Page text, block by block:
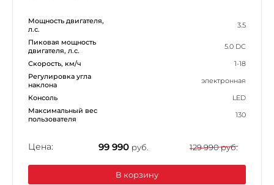
Мощность двигателя,
л.с.
3.5
Пиковая мощность
двигателя, л.с.
5.0 DC
Скорость, км/ч
1-18
Регулировка угла
наклона
электронная
Консоль
LED
Максимальный вес
пользователя
130
Цена: 99 990 руб. 129 990 руб.
В корзину